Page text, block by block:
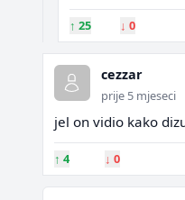
↑ 25 ↓ 0
cezzar
prije 5 mjeseci
jel on vidio kako
↑ 4 ↓ 0